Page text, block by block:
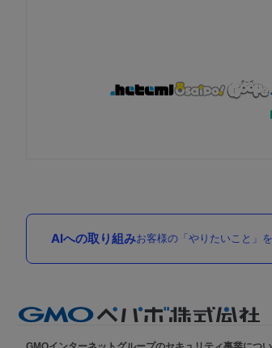
AIへの取り組みお客様の「やりたいこと」